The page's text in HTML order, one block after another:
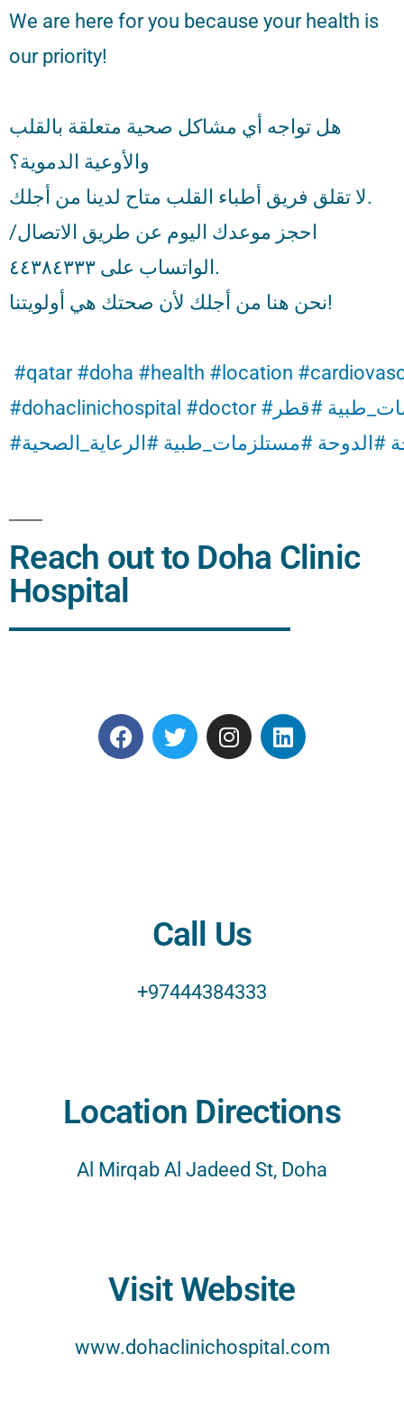
We are here for you because your health is
our priority!
هل تواجه أي مشاكل صحية متعلقة بالقلب
والأوعية الدموية؟
لا تقلق فريق أطباء القلب متاح لدينا من أجلك.
احجز موعدك اليوم عن طريق الاتصال/
الواتساب على ٤٤٣٨٤٣٣٣.
نحن هنا من أجلك لأن صحتك هي أولويتنا!
#qatar #doha #health #location
#dohaclinichospital #doctor
#قطر
#الدوحة #مستلزمات_طبية #الرعاية_الصحية
Reach out to Doha Clinic
Hospital
Call Us
+97444384333
Location Directions
Al Mirqab Al Jadeed St, Doha
Visit Website
www.dohaclinichospital.com